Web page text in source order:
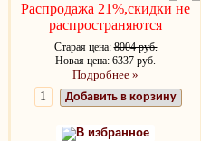
Распродажа 21%,скидки не
распространяются
Старая цена:8004 руб.
Новая цена: 6337 руб.
Подробнее »
Добавить в корзину
В избранное